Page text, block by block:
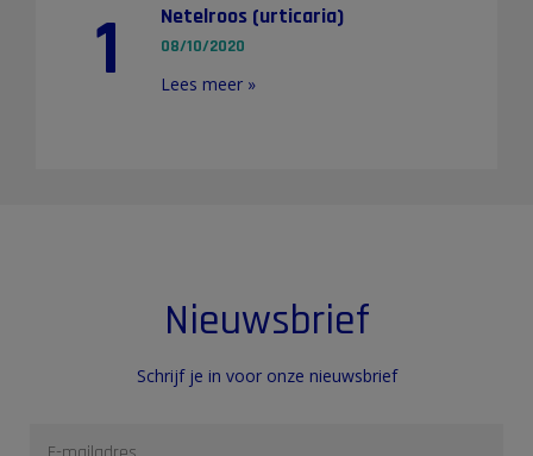
1 Netelroos (urticaria)
08/10/2020
Lees meer »
Nieuwsbrief
Schrijf je in voor onze nieuwsbrief